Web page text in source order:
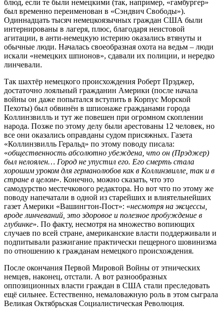
блюд, если те были немецкими (так, например, «гамбургер»
был временно переименован в «Сэндвич Свободы»).
Одиннадцать тысяч немецкоязычных граждан США были
интернированы в лагеря, плюс, благодаря неистовой
агитации, в анти-немецкую истерию оказались втянуты и
обычные люди. Началась своеобразная охота на ведьм – люди
искали «немецких шпионов», сдавали их полиции, и нередко
линчевали.
Так шахтёр немецкого происхождения Роберт Прэджер,
достаточно лояльный гражданин Америки (после начала
войны он даже попытался вступить в Корпус Морской
Пехоты) был обвинён в шпионаже гражданами города
Коллинзвилль и тут же повешен при огромном скоплении
народа. Позже по этому делу были арестованы 12 человек, но
все они оказались оправданы судом присяжных. Газета
«Коллинзвилль Геральд» по этому поводу писала:
«общественность абсолютно убеждена, что он (Прэджер)
был нелоялен… Город не упустил его. Его смерть стала
хорошим уроком для германолюбов как в Коллинзвилле, так и в
стране в целом». Конечно, можно сказать, что это
самодурство местечкового редактора. Но вот что по этому же
поводу напечатали в одной из старейших и влиятельнейших
газет Америки «Вашингтон-Пост»: «несмотря на эксцессы,
вроде линчеваний, это здоровое и полезное пробуждение в
глубинке». По факту, несмотря на множество вопиющих
случаев по всей стране, американские власти поддерживали и
подпитывали разжигание практически пещерного шовинизма
по отношению к гражданам немецкого происхождения.
После окончания Первой Мировой Войны от этнических
немцев, наконец, отстали. А вот разнообразных
оппозиционных власти граждан в США стали преследовать
ещё сильнее. Естественно, немаловажную роль в этом сыграла
Великая Октябрьская Социалистическая Революция.